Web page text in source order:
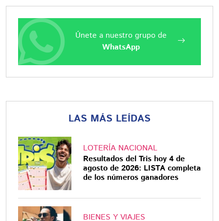
Únete a nuestro grupo de
WhatsApp
LAS MÁS LEÍDAS
LOTERÍA NACIONAL
Resultados del Tris hoy 4 de
agosto de 2026: LISTA completa
de los números ganadores
BIENES Y VIAJES